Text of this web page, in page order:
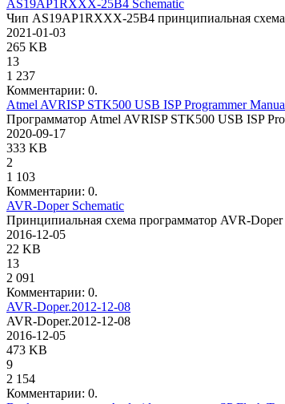
AS19AP1RXXX-25B4 Schematic
Чип AS19AP1RXXX-25B4 принципиальная схема
2021-01-03
265 KB
13
1 237
Комментарии: 0.
Atmel AVRISP STK500 USB ISP Programmer
Программатор Atmel AVRISP STK500 USB ISP
2020-09-17
333 KB
2
1 103
Комментарии: 0.
AVR-Doper Schematic
Принципиальная схема программатор AVR-Doper
2016-12-05
22 KB
13
2 091
Комментарии: 0.
AVR-Doper.2012-12-08
AVR-Doper.2012-12-08
2016-12-05
473 KB
9
2 154
Комментарии: 0.